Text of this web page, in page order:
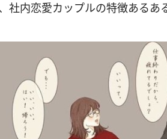
社内恋愛カップルの特徴あるあ